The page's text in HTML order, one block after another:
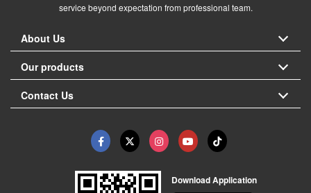
service beyond expectation from professional team.
About Us
Our products
Contact Us
Download Application